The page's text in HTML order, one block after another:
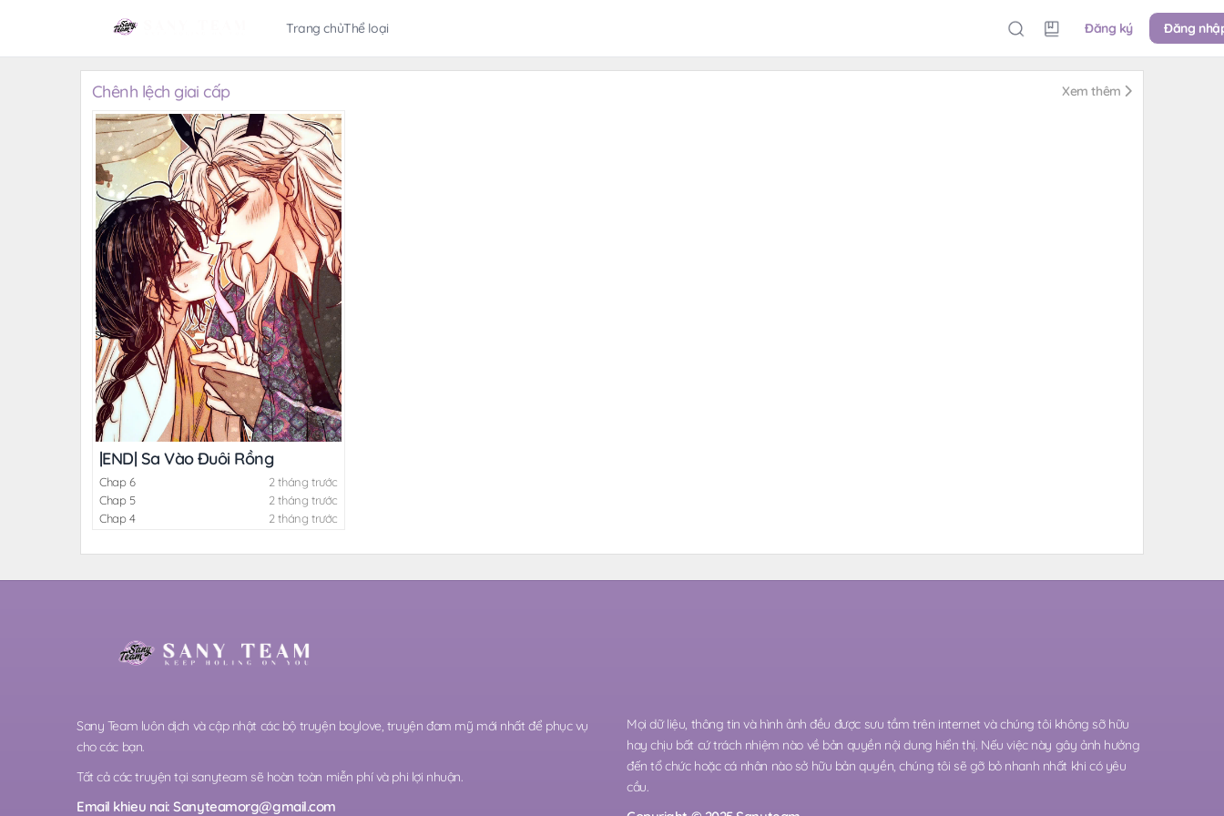
Trang chủThể loại Đăng ký Đăng
Chênh lệch giai cấp Xem thêm
|END| Sa Vào Đuôi Rồng
Chap 6
2 tháng trước
Chap 5
2 tháng trước
Chap 4
2 tháng trước
Sany Team luôn dịch và cập nhật các bộ truyện boylove, truyện đam mỹ mới nhất để phục vụ
cho các bạn.
Tất cả các truyện tại sanyteam sẽ hoàn toàn miễn phí và phi lợi nhuận.
Email khieu nai:Sanyteamorg@gmail.com
Mọi dữ liệu, thông tin và hình ảnh đều được sưu tầm trên internet và chúng tôi không sỡ hữu
hay chịu bất cứ trách nhiệm nào về bản quyền nội dung hiển thị. Nếu việc này gây ảnh hưởng
đến tổ chức hoặc cá nhân nào sở hữu bản quyền, chúng tôi sẽ gỡ bỏ nhanh nhất khi có yêu
cầu.